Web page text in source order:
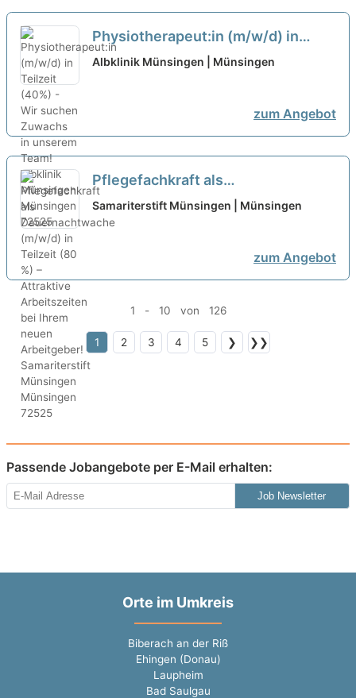
Physiotherapeut:in (m/w/d) in
Teilzeit (40%) - Wir suchen
Albklinik Münsingen | Münsingen
zum Angebot
Pflegefachkraft als
Dauernachtwache (m/w/d) in
Teilzeit (80 %) – Attraktive
Samariterstift Münsingen | Münsingen
zum Angebot
1 - 10 von 126
1 2 3 4 5 ❯ ❯❯
Passende Jobangebote per E-Mail erhalten:
Job Newsletter
Orte im Umkreis
Biberach an der Riß
Ehingen (Donau)
Laupheim
Bad Saulgau